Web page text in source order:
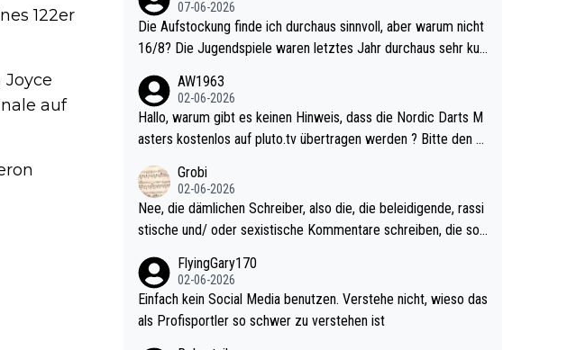
122er
auf
07-06-2026
Die Aufstockung finde ich durchaus sinnvoll, aber warum nicht
16/8? Die Jugendspiele waren letztes Jahr durchaus sehr kur
l. Allerdings ist Mitchell Lawrie als Nummer 1 der Welt eh quali
fiziert. Somit ändert die automatische Qualifikation des Weltm
eisters erstmal nichts. Ich denke sie wollen damit für nächste
d wohl wenig WDF Turniere spielen. Dies war bei Archie Self l
etztes Jahr der Fall. Er musste als amtierender Weltmeister d
urch den Qualifier und ich glaube kaum, dass Mitchel sich das
(in Vegas) antun würde, wenn er doch eigentlich die PDC-WM
als Ziel hat.
AW1963
02-06-2026
Hallo, warum gibt es keinen Hinweis, dass die Nordic Darts M
asters kostenlos auf pluto.tv übertragen werden ? Bitte den A
Grobi
02-06-2026
Nee, die dämlichen Schreiber, also die, die beleidigende, rassi
stische und/ oder sexistische Kommentare schreiben, die soll
nes Leben in den Griff kriegen. Nur eins wundert mich: Luke Li
ttler war doch neulich erst derjenige, der über Social Media G
vV provoziert hat. Und Littlers Mutter schießt öfters mal gege
FlyingGary170
02-06-2026
Einfach kein Social Media benutzen. Verstehe nicht, wieso das
als Profisportler so schwer zu verstehen ist